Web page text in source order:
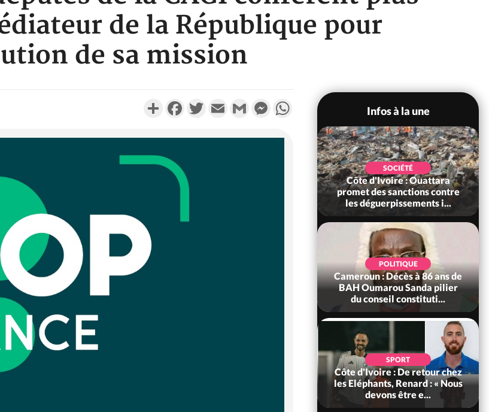
de la République pour
de sa mission
PartagerFacebookTwitterEmail Gmail MessengerWhatsApp
Infos à la une
Côte d'Ivoire : Après le pari
réussi du 66e anniversaire,
SOCIÉTÉ
Côte d'Ivoire : Ouattara
promet des sanctions contre
les déguerpissements i...
POLITIQUE
Cameroun : Décès à 86 ans de
BAH Oumarou Sanda pilier
du conseil constituti...
SPORT
Côte d'Ivoire : De retour chez
les Eléphants, Renard : « Nous
devons être e...